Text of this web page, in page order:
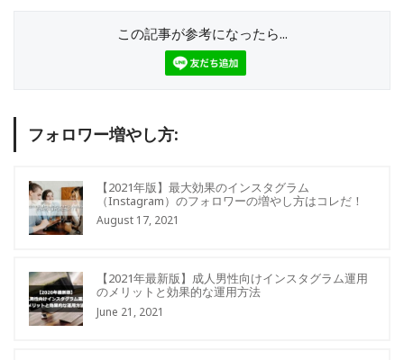
この記事が参考になったら...
フォロワー増やし方:
【2021年版】最大効果のインスタグラム
（Instagram）のフォロワーの増やし方はコレだ！
August 17, 2021
【2021年最新版】成人男性向けインスタグラム運用
のメリットと効果的な運用方法
June 21, 2021